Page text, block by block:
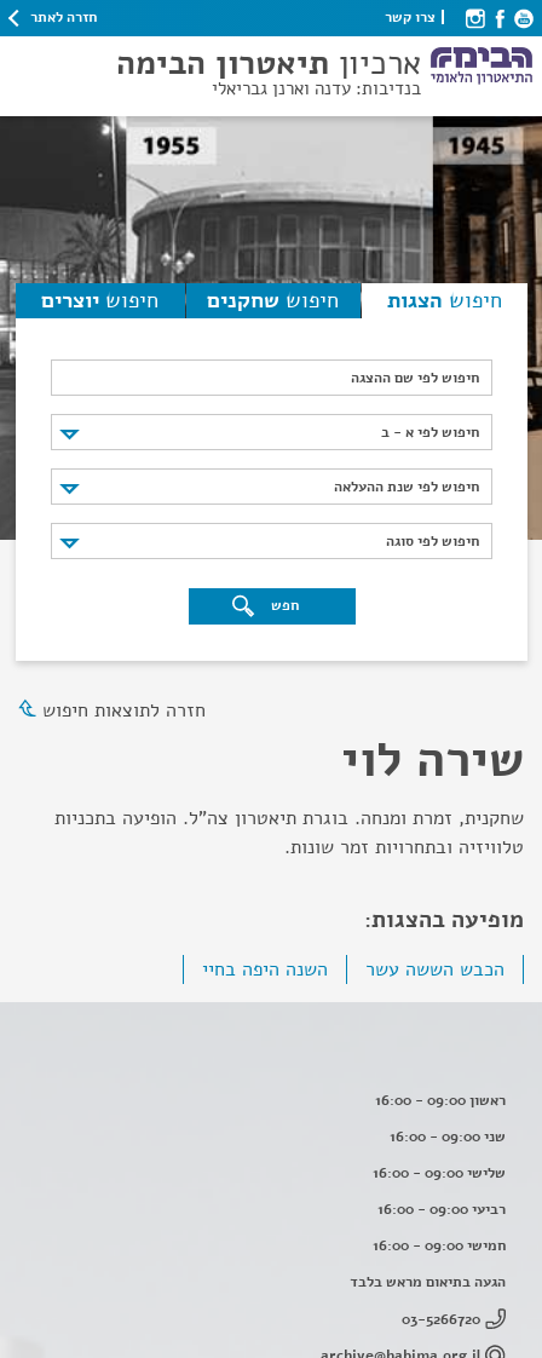
צרו קשר חזרה לאתר
ארכיון תיאטרון הבימה
בנדיבות: עדנה וארנן גבריאלי
חיפוש הצגות חיפוש שחקנים חיפוש יוצרים
חיפוש לפי שם ההצגה
חיפוש לפי א - ב
חיפוש לפי א - ב
חיפוש לפי שנת ההעלאה
חיפוש לפי שנת ההעלאה
חיפוש לפי סוגה
חיפוש לפי סוגה
חפש
חזרה לתוצאות חיפוש
שירה לוי
שחקנית, זמרת ומנחה. בוגרת תיאטרון צה"ל. הופיעה בתכניות
טלוויזיה ובתחרויות זמר שונות.
מופיעה בהצגות:
הכבש הששה עשר השנה היפה בחיי
ראשון 09:00 - 16:00
שני 09:00 - 16:00
שלישי 09:00 - 16:00
רביעי 09:00 - 16:00
חמישי 09:00 - 16:00
הגעה בתיאום מראש בלבד
03-5266720